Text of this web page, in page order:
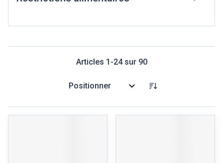
Articles 1 -24sur 90
Trier par: